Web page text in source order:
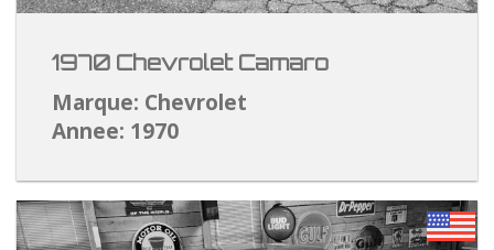
1970 Chevrolet Camaro
Marque: Chevrolet
Annee: 1970